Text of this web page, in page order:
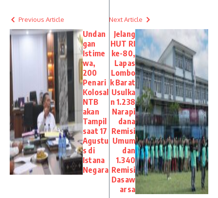
Previous Article
Undan
gan
Istime
wa,
200
Penari
Kolosal
NTB
akan
Tampil
saat 17
Agustu
s di
Istana
Negara
Next Article
Jelang
HUT RI
ke-80,
Lapas
Lombo
k Barat
Usulka
n 1.238
Narapi
dana
Remisi
Umum
dan
1.340
Remisi
Dasaw
arsa